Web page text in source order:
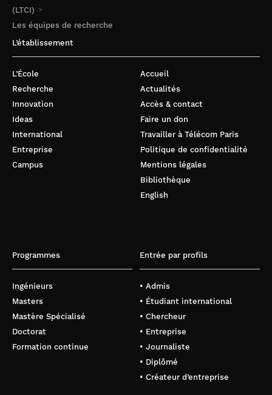
(LTCI)
Les équipes de recherche
L’établissement
L’École
Recherche
Innovation
Ideas
International
Entreprise
Campus
Accueil
Actualités
Accès & contact
Faire un don
Travailler à Télécom Paris
Politique de confidentialité
Mentions légales
Bibliothèque
English
Programmes
Ingénieurs
Masters
Mastère Spécialisé
Doctorat
Formation continue
Entrée par profils
• Admis
• Étudiant international
• Chercheur
• Entreprise
• Journaliste
• Diplômé
• Créateur d’entreprise